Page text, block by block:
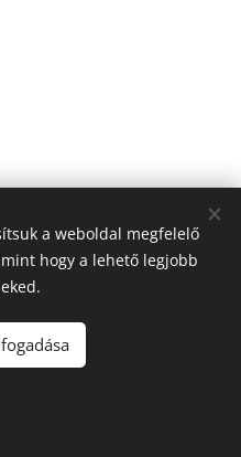
Etűd utca 18.
a weboldal megfelelő
hogy a lehető legjobb